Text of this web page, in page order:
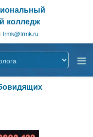
колледж